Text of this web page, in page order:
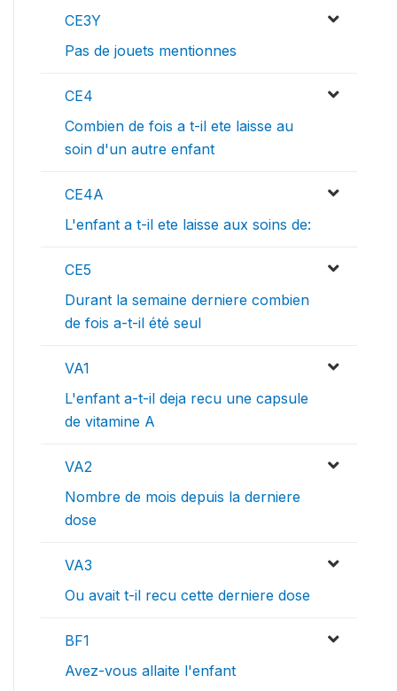
CE3Y
Pas de jouets mentionnes
CE4
Combien de fois a t-il ete laisse au
soin d'un autre enfant
CE4A
L'enfant a t-il ete laisse aux soins de:
CE5
Durant la semaine derniere combien
de fois a-t-il été seul
VA1
L'enfant a-t-il deja recu une capsule
de vitamine A
VA2
Nombre de mois depuis la derniere
dose
VA3
Ou avait t-il recu cette derniere dose
BF1
Avez-vous allaite l'enfant